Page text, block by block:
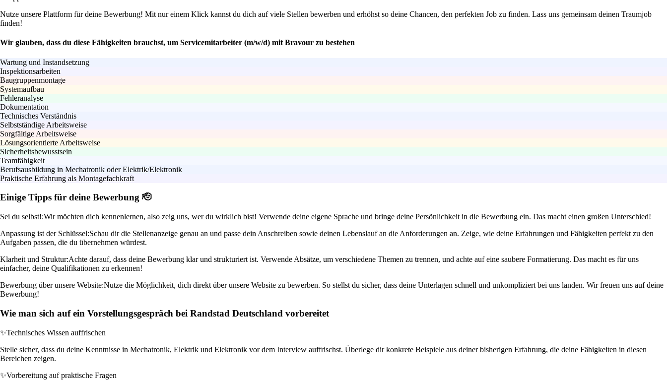
Nutze unsere Plattform für deine Bewerbung! Mit nur einem Klick kannst du dich auf viele Stellen bewerben und erhöhst so deine Chancen, den perfekten Job zu finden. Lass uns gemeinsam deinen Traumjob
finden!
Wir glauben, dass du diese Fähigkeiten brauchst, um Servicemitarbeiter (m/w/d) mit Bravour zu bestehen
Wartung und Instandsetzung
Inspektionsarbeiten
Baugruppenmontage
Systemaufbau
Fehleranalyse
Dokumentation
Technisches Verständnis
Selbstständige Arbeitsweise
Sorgfältige Arbeitsweise
Lösungsorientierte Arbeitsweise
Sicherheitsbewusstsein
Teamfähigkeit
Berufsausbildung in Mechatronik oder Elektrik/Elektronik
Praktische Erfahrung als Montagefachkraft
Einige Tipps für deine Bewerbung 🫡
Sei du selbst!:Wir möchten dich kennenlernen, also zeig uns, wer du wirklich bist! Verwende deine eigene Sprache und bringe deine Persönlichkeit in die Bewerbung ein. Das macht einen großen Unterschied!
Anpassung ist der Schlüssel:Schau dir die Stellenanzeige genau an und passe dein Anschreiben sowie deinen Lebenslauf an die Anforderungen an. Zeige, wie deine Erfahrungen und Fähigkeiten perfekt zu den
Aufgaben passen, die du übernehmen würdest.
Klarheit und Struktur:Achte darauf, dass deine Bewerbung klar und strukturiert ist. Verwende Absätze, um verschiedene Themen zu trennen, und achte auf eine saubere Formatierung. Das macht es für uns
einfacher, deine Qualifikationen zu erkennen!
Bewerbung über unsere Website:Nutze die Möglichkeit, dich direkt über unsere Website zu bewerben. So stellst du sicher, dass deine Unterlagen schnell und unkompliziert bei uns landen. Wir freuen uns auf deine
Bewerbung!
Wie man sich auf ein Vorstellungsgespräch bei Randstad Deutschland vorbereitet
✨Technisches Wissen auffrischen
Stelle sicher, dass du deine Kenntnisse in Mechatronik, Elektrik und Elektronik vor dem Interview auffrischst. Überlege dir konkrete Beispiele aus deiner bisherigen Erfahrung, die deine Fähigkeiten in diesen
Bereichen zeigen.
✨Vorbereitung auf praktische Fragen